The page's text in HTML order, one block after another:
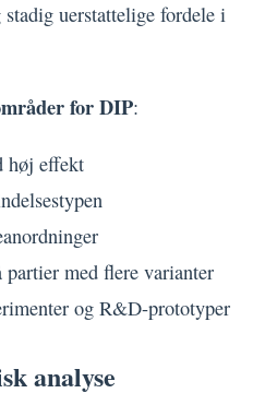
uerstattelige fordele i
for DIP:
høj effekt
med flere varianter
og R&D-prototyper
analyse